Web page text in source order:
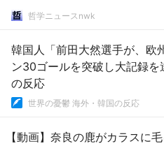
哲学ニュースnwk
韓国人「前田大然選手が、欧
ン30ゴールを突破し大記録を
の反応
世界の憂鬱 海外・韓国の反応
【動画】奈良の鹿がカラスに